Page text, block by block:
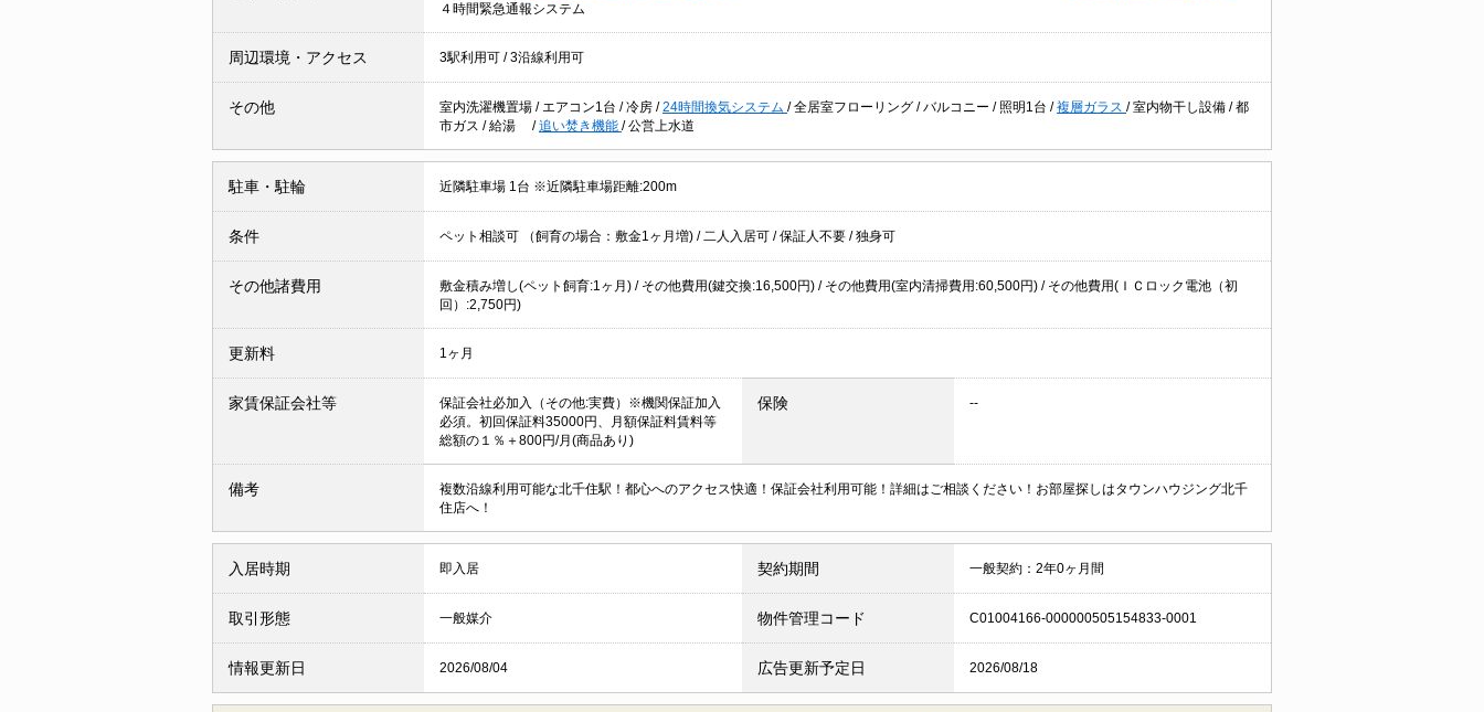
４時間緊急通報システム
周辺環境・アクセス 3駅利用可 /3沿線利用可
その他 室内洗濯機置場 / エアコン1台 /冷房 /24時間換気システム /全居室フローリング /バルコニー / 照明1台 /複層ガラス /室内物干し設備 /都
市ガス /給湯 /追い焚き機能 /公営上水道
駐車・駐輪 近隣駐車場 1台 ※近隣駐車場距離:200m
条件 ペット相談可 （飼育の場合：敷金1ヶ月増) / 二人入居可 /保証人不要 /独身可
その他諸費用
敷金積み増し(ペット飼育:1ヶ月) / その他費用(鍵交換:16,500円) / その他費用(室内清掃費用:60,500円) / その他費用(ＩＣロック電池（初
回）:2,750円)
更新料 1ヶ月
家賃保証会社等
保証会社必加入（その他:実費）※機関保証加入
必須。初回保証料35000円、月額保証料賃料等
総額の１％＋800円/月(商品あり)
保険 --
備考
複数沿線利用可能な北千住駅！都心へのアクセス快適！保証会社利用可能！詳細はご相談ください！お部屋探しはタウンハウジング北千
住店へ！
入居時期 即入居 契約期間 一般契約：2年0ヶ月間
取引形態 一般媒介 物件管理コード C01004166-000000505154833-0001
情報更新日 2026/08/04 広告更新予定日 2026/08/18